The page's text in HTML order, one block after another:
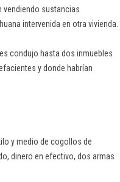
vendiendo sustancias
intervenida en otra vivienda.
condujo hasta dos inmuebles
y donde habrían
y medio de cogollos de
dinero en efectivo, dos armas